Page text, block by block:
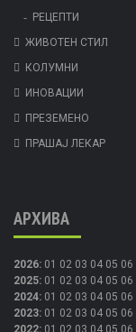
РЕЦЕПТИ
ЖИВОТЕН СТИЛ
КОЛУМНИ
ИНОВАЦИИ
ПРЕЗЕМЕНО
ПРАШАЈ ЛЕКАР
АРХИВА
2026: 01 02 03 04 05 06
2025: 01 02 03 04 05 06
2024: 01 02 03 04 05 06
2023: 01 02 03 04 05 06
2022: 01 02 03 04 05 06